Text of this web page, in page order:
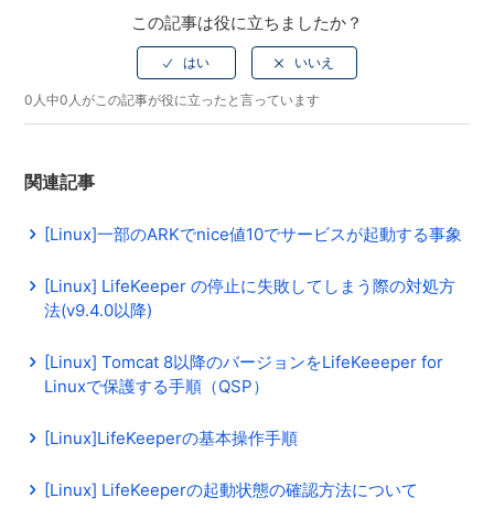
この記事は役に立ちましたか？
0人中0人がこの記事が役に立ったと言っています
関連記事
[Linux]一部のARKでnice値10でサービスが起動する事象
[Linux] LifeKeeper の停止に失敗してしまう際の対処方
法(v9.4.0以降)
[Linux] Tomcat 8以降のバージョンをLifeKeeeper for
Linuxで保護する手順（QSP）
[Linux]LifeKeeperの基本操作手順
[Linux] LifeKeeperの起動状態の確認方法について